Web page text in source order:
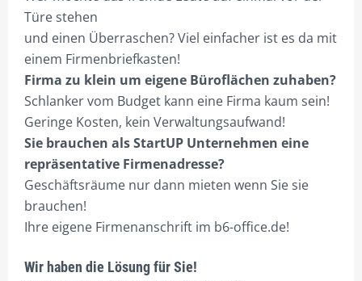
Türe stehen
und einen Überraschen? Viel einfacher ist es da mit
einem Firmenbriefkasten!
Firma zu klein um eigene Büroflächen zuhaben?
Schlanker vom Budget kann eine Firma kaum sein!
Geringe Kosten, kein Verwaltungsaufwand!
Sie brauchen als StartUP Unternehmen eine
repräsentative Firmenadresse?
Geschäftsräume nur dann mieten wenn Sie sie
brauchen!
Ihre eigene Firmenanschrift im b6-office.de!
Wir haben die Lösung für Sie!